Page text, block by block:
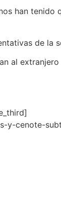
han tenido
de la
al
y-cenote-